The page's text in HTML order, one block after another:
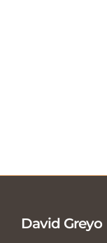
David Greyo